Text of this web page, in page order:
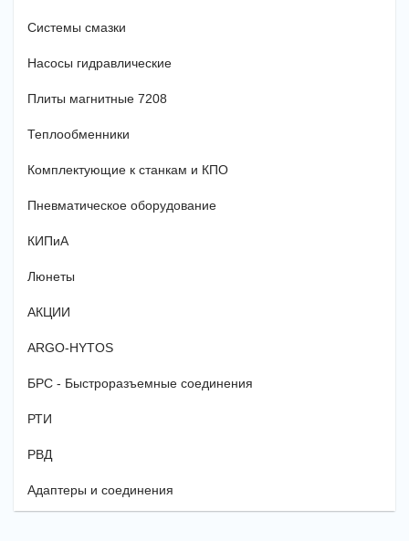
Системы смазки
Насосы гидравлические
Плиты магнитные 7208
Теплообменники
Комплектующие к станкам и КПО
Пневматическое оборудование
КИПиА
Люнеты
АКЦИИ
ARGO-HYTOS
БРС - Быстроразъемные соединения
РТИ
РВД
Адаптеры и соединения